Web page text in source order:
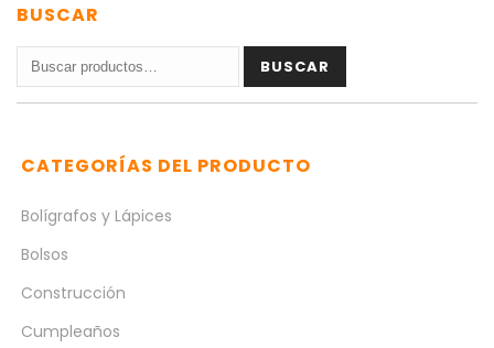
BUSCAR
Buscar
por:
BUSCAR
CATEGORÍAS DEL PRODUCTO
Bolígrafos y Lápices
Bolsos
Construcción
Cumpleaños